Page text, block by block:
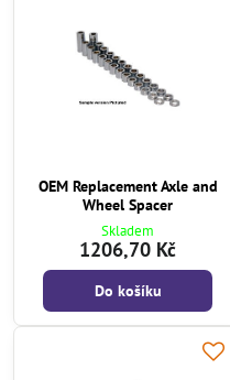
OEM Replacement Axle and
Wheel Spacer
Skladem
1206,70 Kč
Do košíku